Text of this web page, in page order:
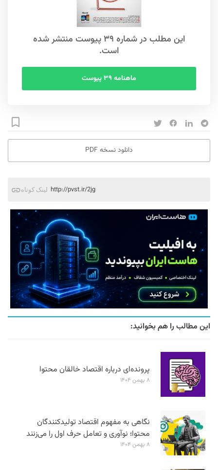
این مطلب در شماره ۳۹ پیوست منتشر شده
است.
ماهنامه ۳۹ پیوست
دانلود نسخه PDF
لینک کوتاه http://pvst.ir/2jg
این مطالب را هم بخوانید:
پرونده‌ای درباره اقتصاد خالقان محتوا
۸ بهمن ۱۴۰۴
نگاهی به مفهوم اقتصاد تولیدکنندگان
محتوا؛ نوآوری و تعامل حرف اول را می‌زنند
۸ بهمن ۱۴۰۴